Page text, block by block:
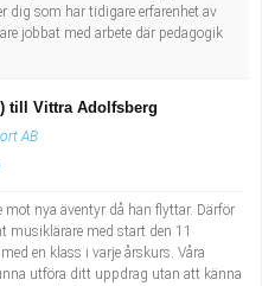
dig som har tidigare erfarenhet av
jobbat med arbete där pedagogik
till Vittra Adolfsberg
AB
nya äventyr då han flyttar. Därför
musiklärare med start den 11
en klass i varje årskurs. Våra
utföra ditt uppdrag utan att känna